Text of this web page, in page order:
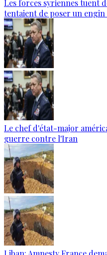
Les forces syriennes tuent
tentaient de poser un
Le chef d'état-major
guerre contre l'Iran